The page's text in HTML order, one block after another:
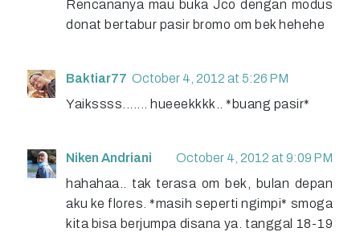
Rencananya mau buka Jco dengan modus
donat bertabur pasir bromo om bek hehehe
Baktiar77 October 4, 2012 at 5:26 PM
Yaikssss....... hueeekkkk.. *buang pasir*
Niken Andriani
October 4, 2012 at 9:09 PM
hahahaa.. tak terasa om bek, bulan depan
aku ke flores. *masih seperti ngimpi* smoga
kita bisa berjumpa disana ya. tanggal 18-19